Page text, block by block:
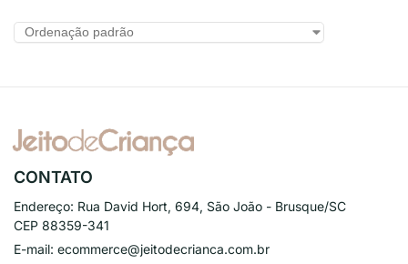
CONTATO
Endereço: Rua David Hort, 694, São João - Brusque/SC
CEP 88359-341
E-mail: ecommerce@jeitodecrianca.com.br